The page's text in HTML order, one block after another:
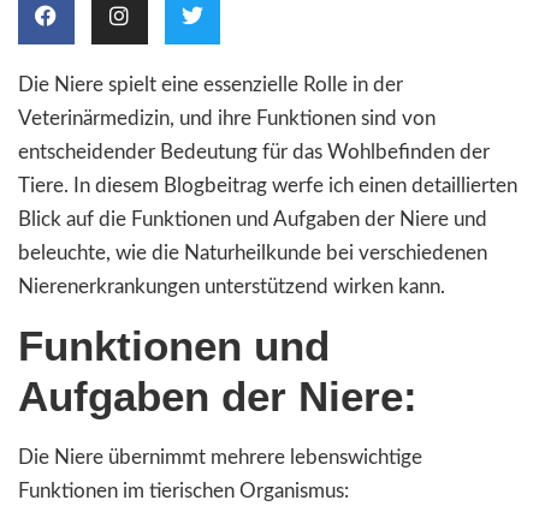
Die Niere spielt eine essenzielle Rolle in der
Veterinärmedizin, und ihre Funktionen sind von
entscheidender Bedeutung für das Wohlbefinden der
Tiere. In diesem Blogbeitrag werfe ich einen detaillierten
Blick auf die Funktionen und Aufgaben der Niere und
beleuchte, wie die Naturheilkunde bei verschiedenen
Nierenerkrankungen unterstützend wirken kann.
Funktionen und
Aufgaben der Niere:
Die Niere übernimmt mehrere lebenswichtige
Funktionen im tierischen Organismus: